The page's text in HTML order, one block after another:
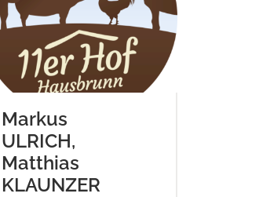
Markus
ULRICH,
Matthias
KLAUNZER